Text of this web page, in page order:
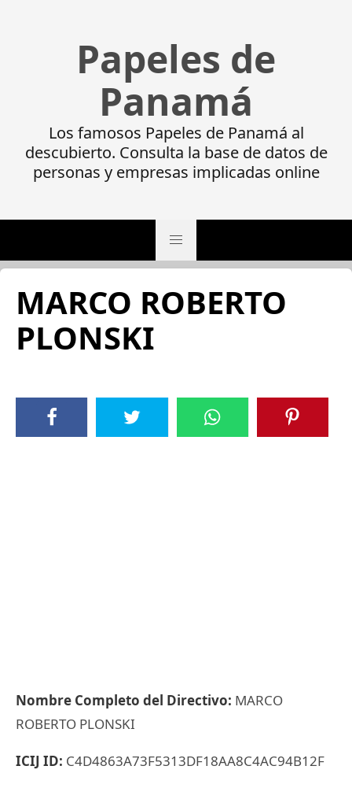
Papeles de
Panamá
Los famosos Papeles de Panamá al
descubierto. Consulta la base de datos de
personas y empresas implicadas online
MARCO ROBERTO
PLONSKI
Nombre Completo del Directivo: MARCO
ROBERTO PLONSKI
ICIJ ID: C4D4863A73F5313DF18AA8C4AC94B12F